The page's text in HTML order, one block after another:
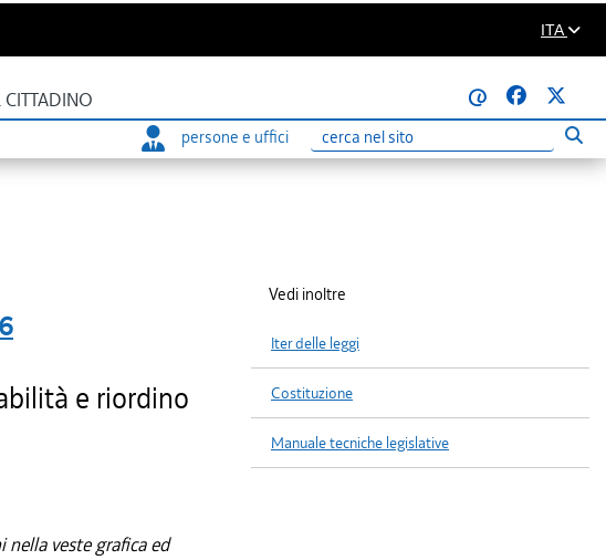
ITA
CITTADINO
@
persone e uffici
Ricerca
e riordino
veste grafica ed
Vedi inoltre
Iter delle leggi
Costituzione
Manuale tecniche legislative